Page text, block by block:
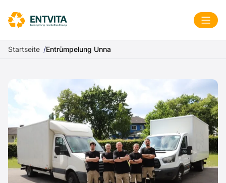
Startseite Entrümpelung Unna